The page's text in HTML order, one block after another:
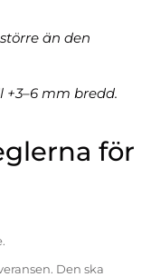
än den
+3–6 mm bredd.
för
Den ska